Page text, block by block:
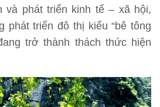
và phát triển kinh tế – xã hội,
phát triển đô thị kiểu “bê tông
trở thành thách thức hiện